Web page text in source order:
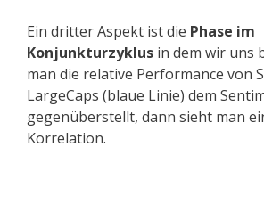
Ein dritter Aspekt ist die Phase im
Konjunkturzyklus in dem wir uns
man die relative Performance von
LargeCaps (blaue Linie) dem
gegenüberstellt, dann sieht man
Korrelation.